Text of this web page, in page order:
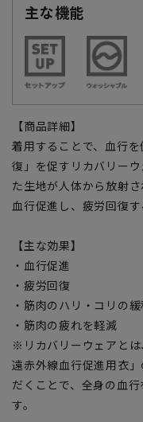
主な機能
【商品詳細】
着用することで、血行
復」を促すリカバリー
た生地が人体から放射
血行促進し、疲労回復す
【主な効果】
・血行促進
・疲労回復
・筋肉のハリ・コリの緩
・筋肉の疲れを軽減
※リカバリーウェアと
遠赤外線血行促進用衣
だくことで、全身の血
す。